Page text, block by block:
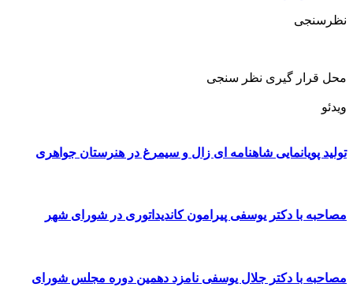
نظرسنجی
محل قرار گیری نظر سنجی
ویدئو
تولید پویانمایی شاهنامه ای زال و سیمرغ در هنرستان جواهری
مصاحبه با دکتر یوسفی پیرامون کاندیداتوری در شورای شهر
مصاحبه با دکتر جلال یوسفی نامزد دهمین دوره مجلس شورای